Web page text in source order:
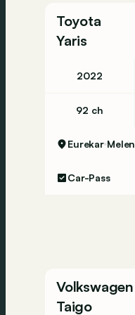
Émission de
Autres
Toyota
Yaris
2022
92 ch
Eurekar Melen
Car-Pass
Volkswagen
Taigo